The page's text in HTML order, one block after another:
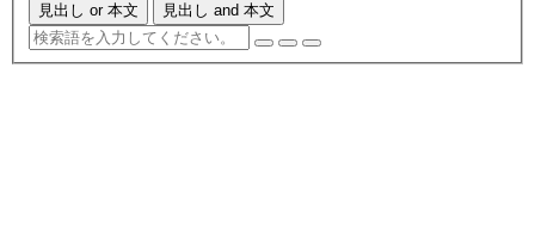
見出し or 本文 見出し and 本文